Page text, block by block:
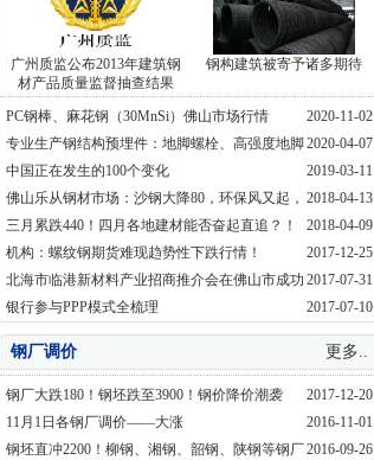
广州质监公布2013年建筑钢
材产品质量监督抽查结果
钢构建筑被寄予诸多期待
2020-11-02
PC钢棒、麻花钢（30MnSi）佛山市场行情
2020-04-07
专业生产钢结构预埋件：地脚螺栓、高强度地脚
螺丝、U型螺栓
2019-03-11
中国正在发生的100个变化
2018-04-13
佛山乐从钢材市场：沙钢大降80，环保风又起，
钢价能随风上涨？
2018-04-09
三月累跌440！四月各地建材能否奋起直追？！
2017-12-25
机构：螺纹钢期货难现趋势性下跌行情！
2017-07-31
北海市临港新材料产业招商推介会在佛山市成功
举行，华欧钢铁应邀参加
2017-07-10
银行参与PPP模式全梳理
更多..
钢厂调价
2017-12-20
钢厂大跌180！钢坯跌至3900！钢价降价潮袭
来！
2016-11-01
11月1日各钢厂调价——大涨
2016-09-26
钢坯直冲2200！柳钢、湘钢、韶钢、陕钢等钢厂